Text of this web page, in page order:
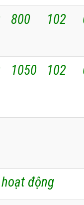
800 102
1050 102
động